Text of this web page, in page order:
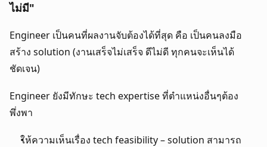
ไม่มี"
Engineer เป็นคนที่ผลงานจับต้องได้ที่สุด คือ เป็นคนลงมือ
สร้าง solution (งานเสร็จไม่เสร็จ ดีไม่ดี ทุกคนจะเห็นได้
ชัดเจน)
Engineer ยังมีทักษะ tech expertise ที่ตำแหน่งอื่นๆต้อง
พึ่งพา
ให้ความเห็นเรื่อง tech feasibility – solution สามารถ